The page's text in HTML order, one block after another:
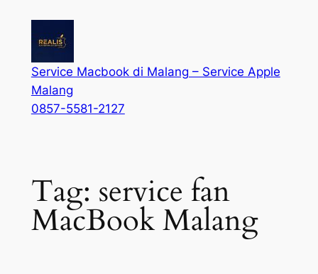
Service Macbook di Malang – Service Apple
Malang
0857-5581-2127
Tag: service fan
MacBook Malang